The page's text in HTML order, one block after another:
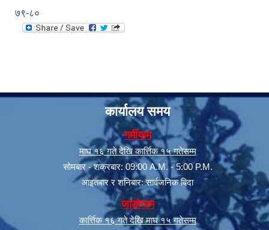
७९-८०
कार्यालय समय
गर्मीयाम
माघ १६ गते देखि कार्त्तिक १५ गतेसम्म
सोमबार - शक्रबार: 09:00 A.M. - 5:00 P.M.
आइतबार र शनिबार: सार्वजनिक बिदा
जाडोयाम
कार्त्तिक १६ गते देखि माघ १५ गतेसम्म